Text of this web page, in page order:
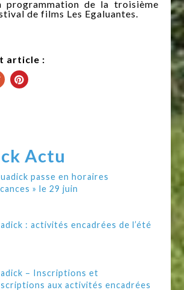
programmation de la troisième
de films Les Egaluantes.
article :
Actu
passe en horaires
» le 29 juin
: activités encadrées de l’été
– Inscriptions et
aux activités encadrées